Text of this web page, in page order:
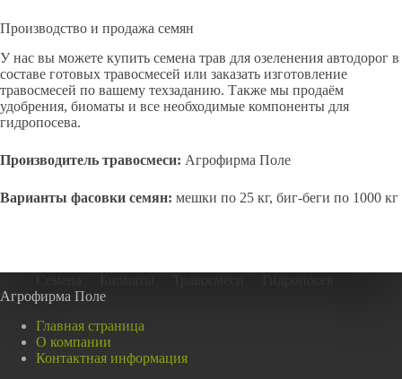
Производство и продажа семян
У нас вы можете купить семена трав для озеленения автодорог в
составе готовых травосмесей или заказать изготовление
травосмесей по вашему техзаданию. Также мы продаём
удобрения, биоматы и все необходимые компоненты для
гидропосева.
Производитель травосмеси: Агрофирма Поле
Варианты фасовки семян: мешки по 25 кг, биг-беги по 1000 кг
Агрофирма Поле
Главная страница
О компании
Контактная информация